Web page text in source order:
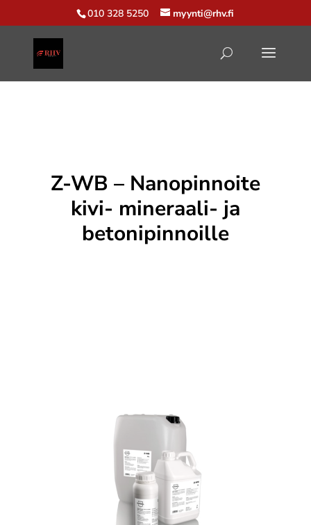
010 328 5250 myynti@rhv.fi
Z-WB – Nanopinnoite
kivi- mineraali- ja
betonipinnoille